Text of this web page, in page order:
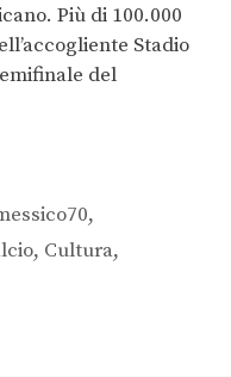
Più di 100.000
Stadio
del
,
, Cultura,